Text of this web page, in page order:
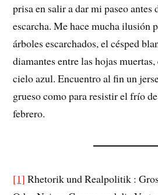
prisa en salir a dar mi paseo antes
escarcha. Me hace mucha ilusión
árboles escarchados, el césped
diamantes entre las hojas
cielo azul. Encuentro al fin un
grueso como para resistir el frío
febrero.
[1] Rhetorik und Realpolitik :